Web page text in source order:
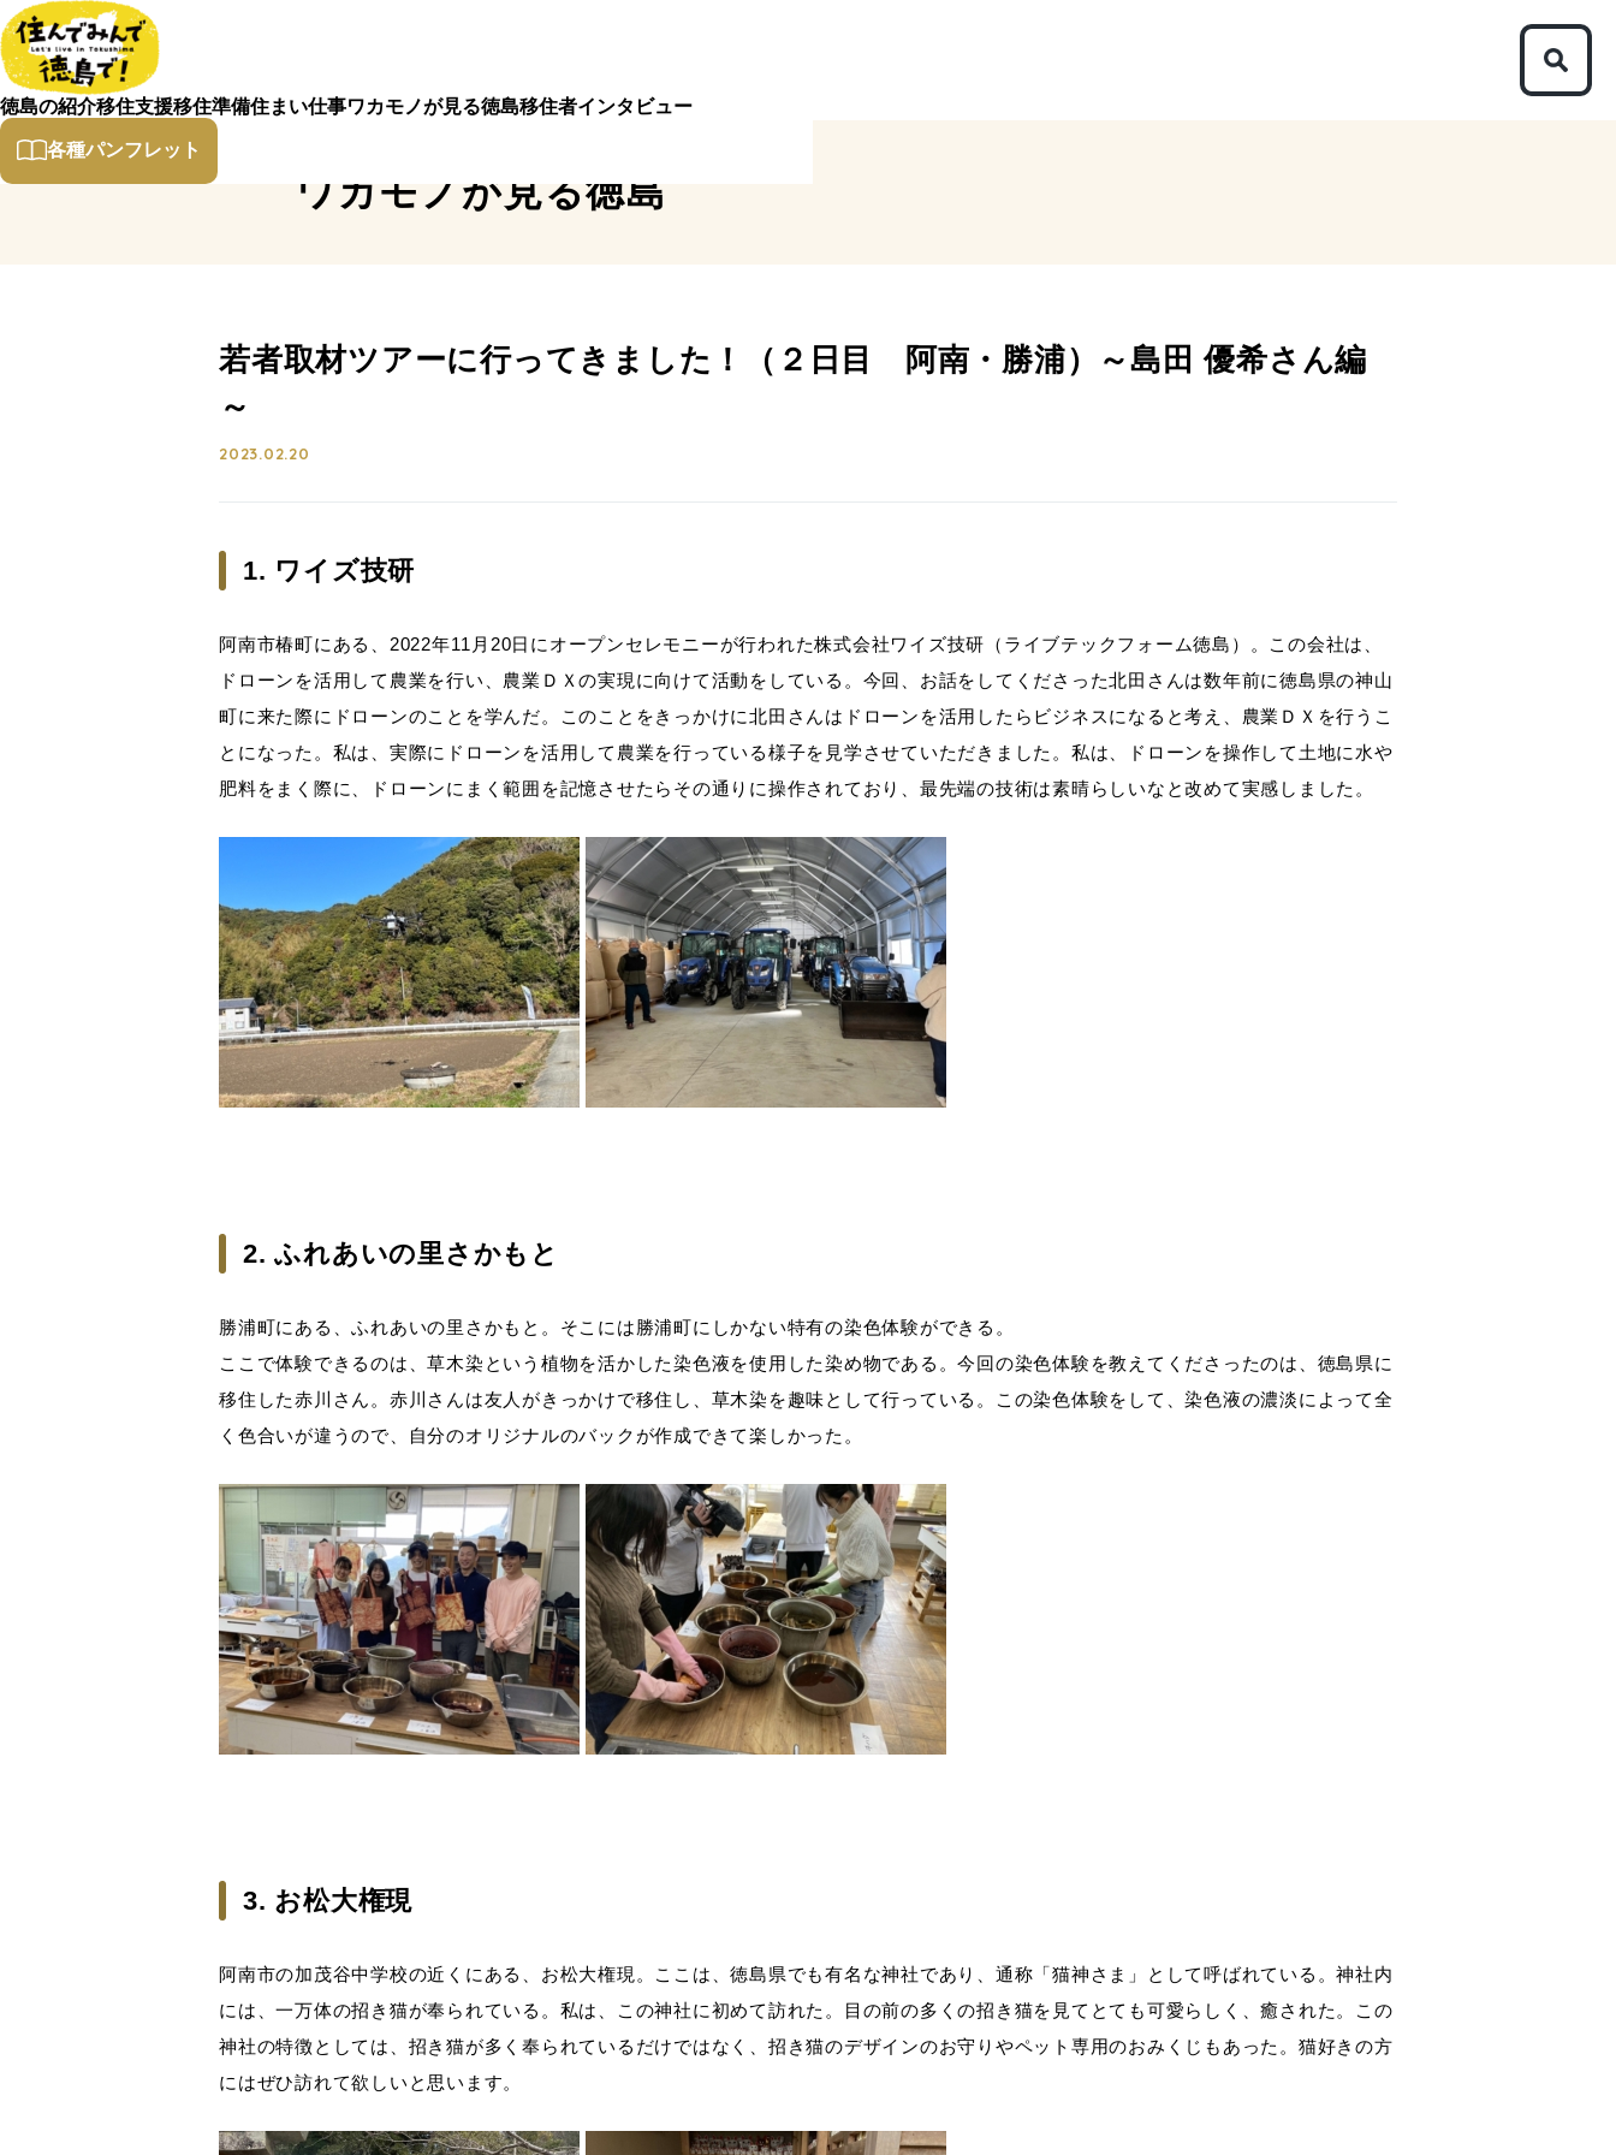
徳島の紹介移住支援移住準備住まい仕事ワカモノが見る徳島移住者インタビュー
各種パンフレット
ワカモノが見る徳島
若者取材ツアーに行ってきました！（２日目 阿南・勝浦）～島田 優希さん編
～
2023.02.20
1. ワイズ技研
阿南市椿町にある、2022年11月20日にオープンセレモニーが行われた株式会社ワイズ技研（ライブテックフォーム徳島）。この会社は、
ドローンを活用して農業を行い、農業ＤＸの実現に向けて活動をしている。今回、お話をしてくださった北田さんは数年前に徳島県の神山
町に来た際にドローンのことを学んだ。このことをきっかけに北田さんはドローンを活用したらビジネスになると考え、農業ＤＸを行うこ
とになった。私は、実際にドローンを活用して農業を行っている様子を見学させていただきました。私は、ドローンを操作して土地に水や
肥料をまく際に、ドローンにまく範囲を記憶させたらその通りに操作されており、最先端の技術は素晴らしいなと改めて実感しました。
2. ふれあいの里さかもと
勝浦町にある、ふれあいの里さかもと。そこには勝浦町にしかない特有の染色体験ができる。
ここで体験できるのは、草木染という植物を活かした染色液を使用した染め物である。今回の染色体験を教えてくださったのは、徳島県に
移住した赤川さん。赤川さんは友人がきっかけで移住し、草木染を趣味として行っている。この染色体験をして、染色液の濃淡によって全
く色合いが違うので、自分のオリジナルのバックが作成できて楽しかった。
3. お松大権現
阿南市の加茂谷中学校の近くにある、お松大権現。ここは、徳島県でも有名な神社であり、通称「猫神さま」として呼ばれている。神社内
には、一万体の招き猫が奉られている。私は、この神社に初めて訪れた。目の前の多くの招き猫を見てとても可愛らしく、癒された。この
神社の特徴としては、招き猫が多く奉られているだけではなく、招き猫のデザインのお守りやペット専用のおみくじもあった。猫好きの方
にはぜひ訪れて欲しいと思います。